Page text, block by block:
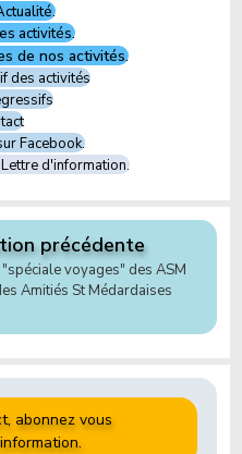
activités.
de nos activités.
des activités
Facebook.
d'information.
précédente
voyages" des ASM
Amitiés St Médardaises
abonnez vous